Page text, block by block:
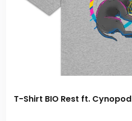
T-Shirt BIO Rest ft. Cynopod